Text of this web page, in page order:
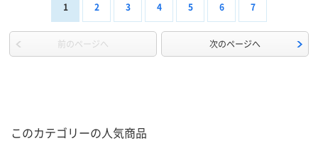
1 2 3 4 5 6 7
前のページへ 次のページへ
このカテゴリーの人気商品